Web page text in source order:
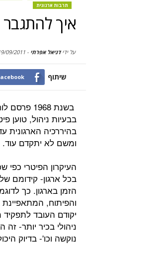
תרבות ארגונית
איך להתגבר
על ידידניאל אפרתי -
09/2011
שיתוף
בבעיות ניהול, טוען
בהיררכיה הארגונית
ומשם לא יתקדם עוד.
העיקרון הפיטרי
בכל ארגון- קידומם
הזמן בארגון. כך
והפיתוח,
יקודם העובד
ניהולי בכיר יותר-
נוקשה וכו'- בדיוק